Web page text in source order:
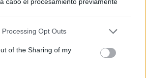
Tenga en cuenta que algún
pero usted tiene el derecho de
Sus preferencias se aplicarán
Opt Outs
of the Sharing of my